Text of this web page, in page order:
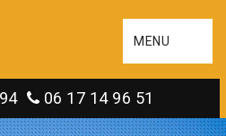
MENU
06 17 14 96 51